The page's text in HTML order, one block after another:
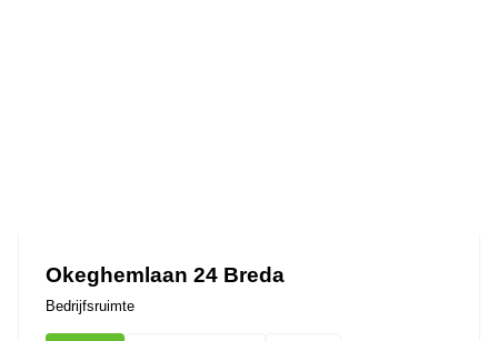
Okeghemlaan 24 Breda
Bedrijfsruimte